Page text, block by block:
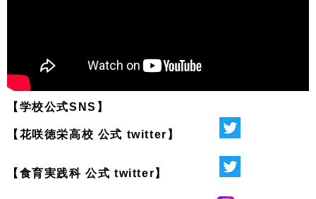
【学校公式SNS】
【花咲徳栄高校 公式 twitter】
【食育実践科 公式 twitter】